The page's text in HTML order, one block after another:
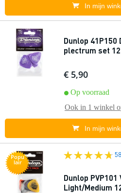
In mijn
Dunlop 41P150
plectrum set
€ 5,90
Op voorraad
Ook in 1 winkel
In mijn
Popu
lair
Dunlop
Light/Medium